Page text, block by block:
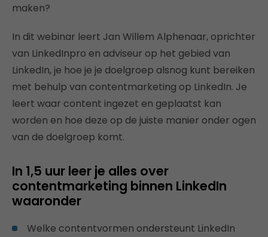
maken?
In dit webinar leert Jan Willem Alphenaar, oprichter
van LinkedInpro en adviseur op het gebied van
LinkedIn, je hoe je je doelgroep alsnog kunt bereiken
met behulp van contentmarketing op LinkedIn. Je
leert waar content ingezet en geplaatst kan
worden en hoe deze op de juiste manier onder ogen
van de doelgroep komt.
In 1,5 uur leer je alles over
contentmarketing binnen LinkedIn
waaronder
Welke contentvormen ondersteunt LinkedIn